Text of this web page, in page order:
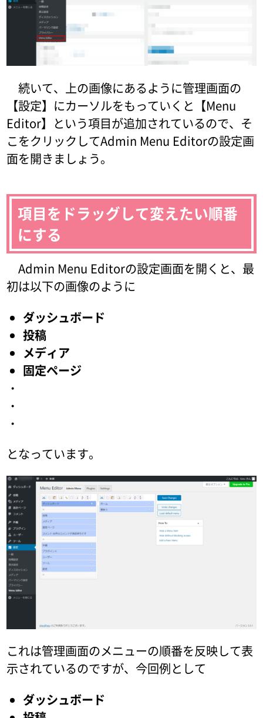
続いて、上の画像にあるように管理画面の
【設定】にカーソルをもっていくと【Menu
Editor】という項目が追加されているので、そ
こをクリックしてAdmin Menu Editorの設定画
面を開きましょう。
項目をドラッグして変えたい順番
にする
Admin Menu Editorの設定画面を開くと、最
初は以下の画像のように
ダッシュボード
投稿
メディア
固定ページ
・
・
・
となっています。
これは管理画面のメニューの順番を反映して表
示されているのですが、今回例として
ダッシュボード